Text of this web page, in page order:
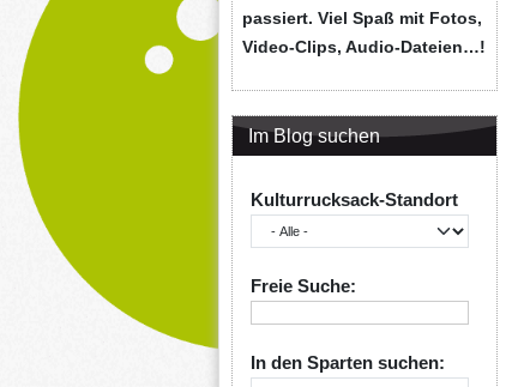
passiert. Viel Spaß mit Fotos,
Video-Clips, Audio-Dateien…!
Im Blog suchen
Kulturrucksack-Standort
Freie Suche:
In den Sparten suchen: